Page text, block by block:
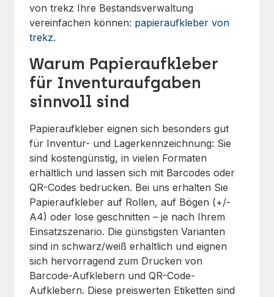
von trekz Ihre Bestandsverwaltung
vereinfachen können: papieraufkleber von
trekz.
Warum Papieraufkleber
für Inventuraufgaben
sinnvoll sind
Papieraufkleber eignen sich besonders gut
für Inventur- und Lagerkennzeichnung: Sie
sind kostengünstig, in vielen Formaten
erhältlich und lassen sich mit Barcodes oder
QR-Codes bedrucken. Bei uns erhalten Sie
Papieraufkleber auf Rollen, auf Bögen (+/-
A4) oder lose geschnitten – je nach Ihrem
Einsatzszenario. Die günstigsten Varianten
sind in schwarz/weiß erhältlich und eignen
sich hervorragend zum Drucken von
Barcode-Aufklebern und QR-Code-
Aufklebern. Diese preiswerten Etiketten sind